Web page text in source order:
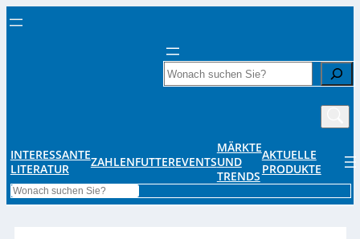
Search
INTERESSANTE
LITERATUR
ZAHLENFUTTEREVENTS
MÄRKTE
UND
TRENDS
AKTUELLE
PRODUKTE
Search